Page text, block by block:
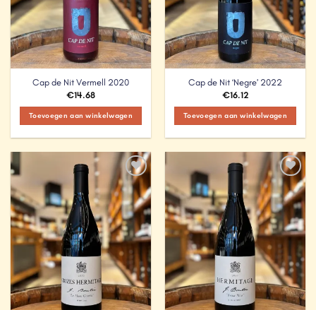
Cap de Nit Vermell 2020
€14.68
Toevoegen aan winkelwagen
Cap de Nit ‘Negre’ 2022
€16.12
Toevoegen aan winkelwagen
Add to
Wishlist
Add to
Wishlist